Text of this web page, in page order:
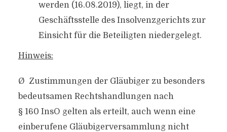
werden (16.08.2019), liegt, in der
Geschäftsstelle des Insolvenzgerichts zur
Einsicht für die Beteiligten niedergelegt.
Hinweis:
Ø Zustimmungen der Gläubiger zu besonders
bedeutsamen Rechtshandlungen nach
§ 160 InsO gelten als erteilt, auch wenn eine
einberufene Gläubigerversammlung nicht